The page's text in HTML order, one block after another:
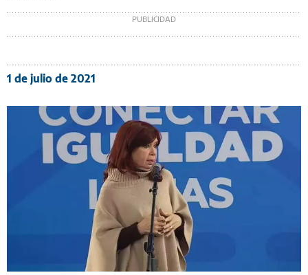
1 de julio de 2021